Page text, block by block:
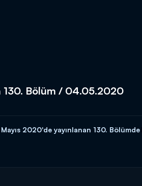
130. Bölüm / 04.05.2020
2020'de yayınlanan 130. Bölümde
ile ilgili